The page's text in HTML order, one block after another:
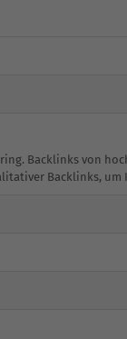
Backlinks von
Backlinks,